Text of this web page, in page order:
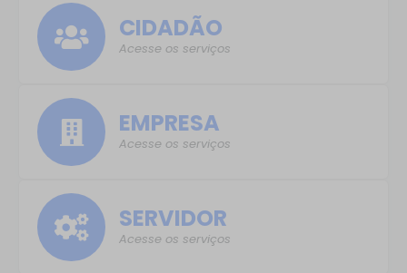
CIDADÃO
Acesse os serviços
EMPRESA
Acesse os serviços
SERVIDOR
Acesse os serviços